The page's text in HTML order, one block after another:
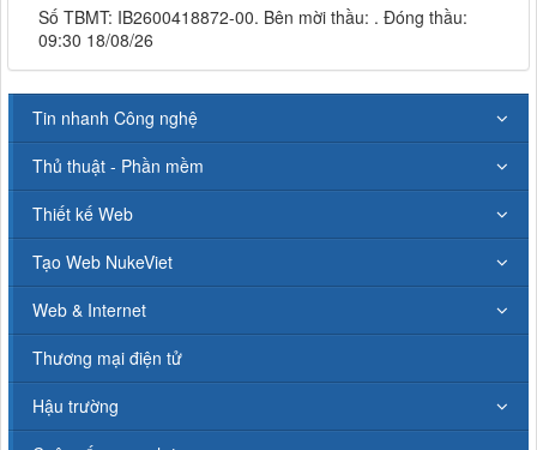
Số TBMT: IB2600418872-00. Bên mời thầu: . Đóng thầu:
09:30 18/08/26
Tin nhanh Công nghệ
Thủ thuật - Phần mềm
Thiết kế Web
Tạo Web NukeViet
Web & Internet
Thương mại điện tử
Hậu trường